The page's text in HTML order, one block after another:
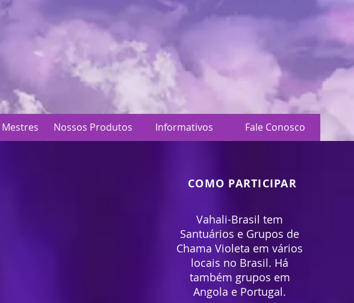
Nossos Produtos Informativos Fale Conosco
COMO PARTICIPAR
Vahali-Brasil tem
Santuários e Grupos de
Chama Violeta em vários
locais no Brasil. Há
também grupos em
Angola e Portugal.